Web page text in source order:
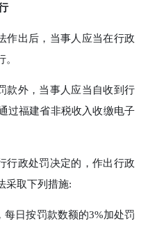
作出后，当事人应当在行政
款外，当事人应当自收到行
过福建省非税收入收缴电子
行政处罚决定的，作出行政
采取下列措施:
每日按罚款数额的3%加处罚